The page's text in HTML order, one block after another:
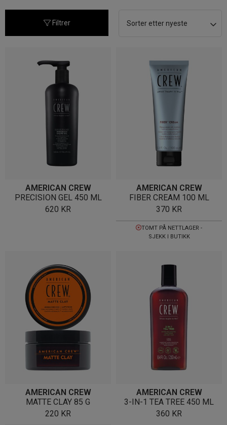
Filtrer
AMERICAN CREW
PRECISION GEL 450 ML
620 KR
AMERICAN CREW
FIBER CREAM 100 ML
370 KR
TOMT PÅ NETTLAGER -
SJEKK I BUTIKK
AMERICAN CREW
MATTE CLAY 85 G
220 KR
AMERICAN CREW
3-IN-1 TEA TREE 450 ML
360 KR